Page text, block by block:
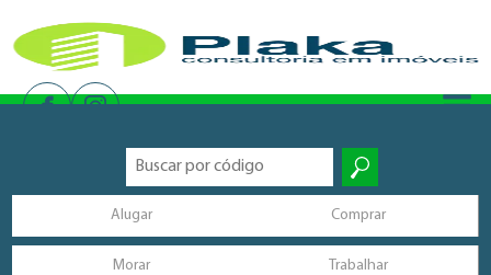
Alugar Comprar
Morar Trabalhar